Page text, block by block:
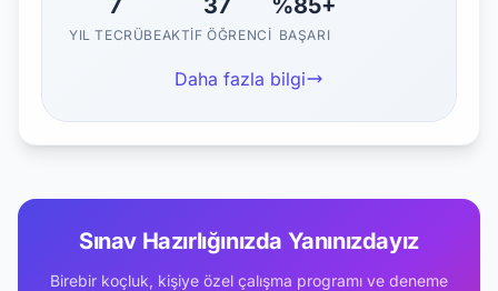
7
YIL TECRÜBE
37
AKTIF ÖĞRENCI
%85+
BAŞARI
Daha fazla bilgi
Sınav Hazırlığınızda Yanınızdayız
Birebir koçluk, kişiye özel çalışma programı ve deneme